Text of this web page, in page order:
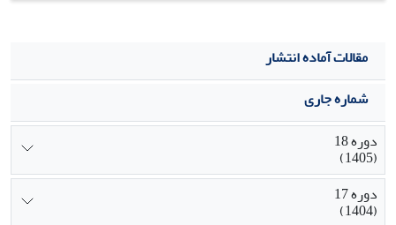
مقالات آماده انتشار
شماره جاری
دوره 18
(1405)
دوره 17
(1404)